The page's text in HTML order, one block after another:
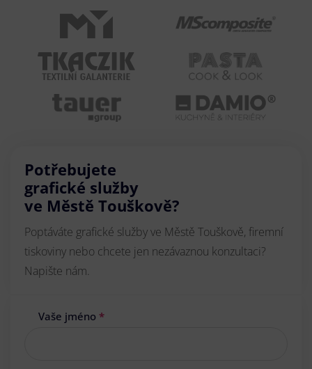
Potřebujete
grafické služby
ve Městě Touškově?
Poptáváte grafické služby ve Městě Touškově, firemní
tiskoviny nebo chcete jen nezávaznou konzultaci?
Napište nám.
Vaše jméno *